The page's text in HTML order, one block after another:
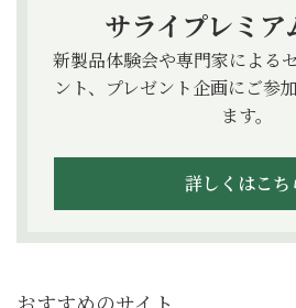
サライプレミア
新製品体験会や専門家による
ント、プレゼント企画にご参
ます。
詳しくはこち